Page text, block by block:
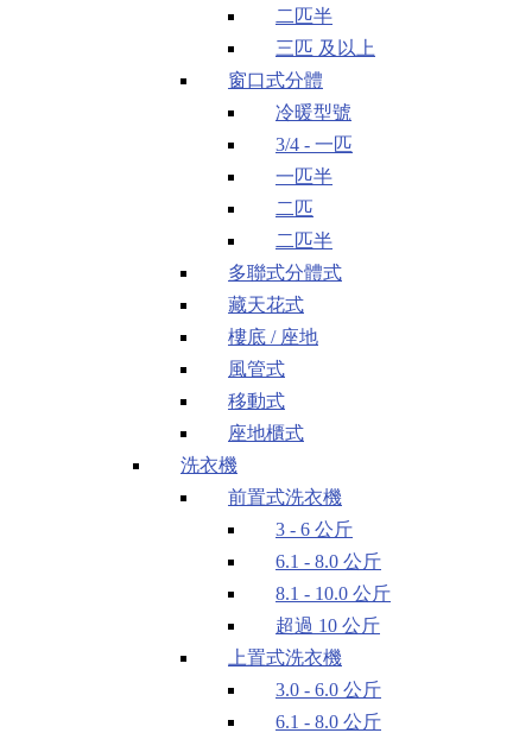
二匹半
三匹 及以上
窗口式分體
冷暖型號
3/4 - 一匹
一匹半
二匹
二匹半
多聯式分體式
藏天花式
樓底 / 座地
風管式
移動式
座地櫃式
洗衣機
前置式洗衣機
3 - 6 公斤
6.1 - 8.0 公斤
8.1 - 10.0 公斤
超過 10 公斤
上置式洗衣機
3.0 - 6.0 公斤
6.1 - 8.0 公斤